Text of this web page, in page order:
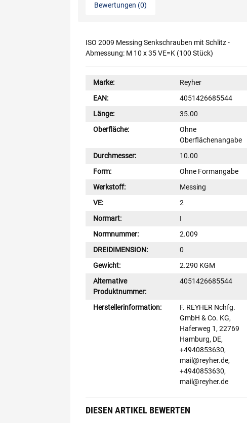
Bewertungen (0)
ISO 2009 Messing Senkschrauben mit Schlitz -
Abmessung: M 10 x 35 VE=K (100 Stück)
Marke:
Reyher
EAN:
4051426685544
Länge:
35.00
Oberfläche:
Ohne
Oberflächenangabe
Durchmesser:
10.00
Form:
Ohne Formangabe
Werkstoff:
Messing
VE:
2
Normart:
I
Normnummer:
2.009
DREIDIMENSION:
0
Gewicht:
2.290 KGM
Alternative
Produktnummer:
4051426685544
Herstellerinformation:
F. REYHER Nchfg.
GmbH & Co. KG,
Haferweg 1, 22769
Hamburg, DE,
+4940853630,
mail@reyher.de,
+4940853630,
mail@reyher.de
DIESEN ARTIKEL BEWERTEN